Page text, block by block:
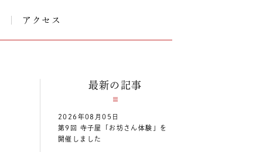
アクセス
最新の記事
2026年08月05日
第9回 寺子屋「お坊さん体験」を
開催しました